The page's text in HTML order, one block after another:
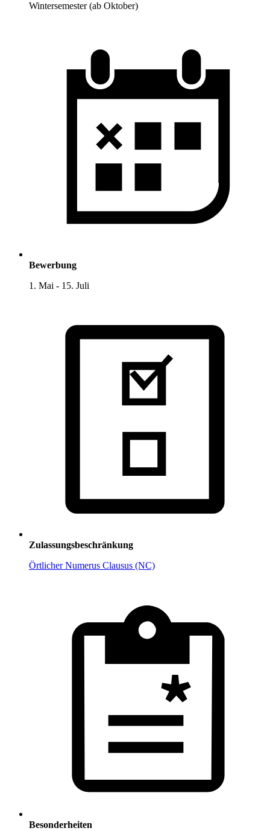
Wintersemester (ab Oktober)
Bewerbung
1. Mai - 15. Juli
Zulassungsbeschränkung
Örtlicher Numerus Clausus (NC)
Besonderheiten